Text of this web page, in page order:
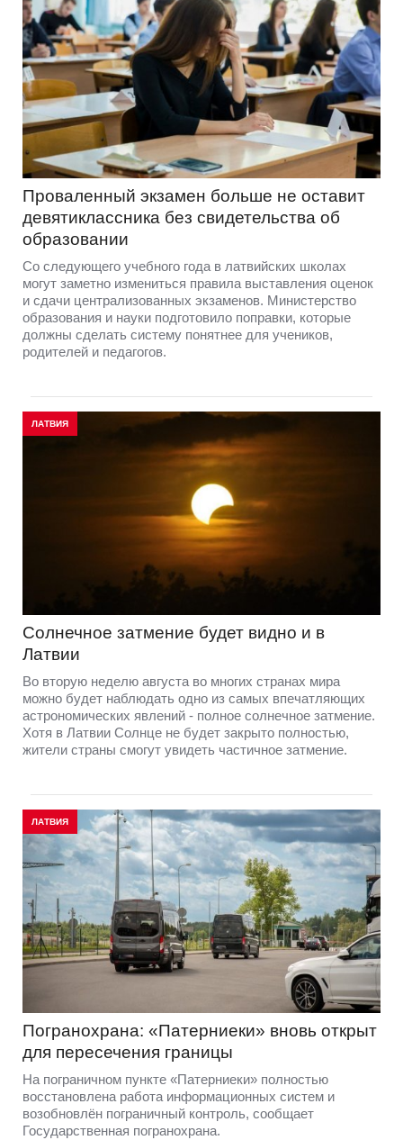
Проваленный экзамен больше не оставит
девятиклассника без свидетельства об
образовании
Со следующего учебного года в латвийских школах
могут заметно измениться правила выставления оценок
и сдачи централизованных экзаменов. Министерство
образования и науки подготовило поправки, которые
должны сделать систему понятнее для учеников,
родителей и педагогов.
ЛАТВИЯ
Солнечное затмение будет видно и в
Латвии
Во вторую неделю августа во многих странах мира
можно будет наблюдать одно из самых впечатляющих
астрономических явлений - полное солнечное затмение.
Хотя в Латвии Солнце не будет закрыто полностью,
жители страны смогут увидеть частичное затмение.
ЛАТВИЯ
Погранохрана: «Патерниеки» вновь открыт
для пересечения границы
На пограничном пункте «Патерниеки» полностью
восстановлена работа информационных систем и
возобновлён пограничный контроль, сообщает
Государственная погранохрана.